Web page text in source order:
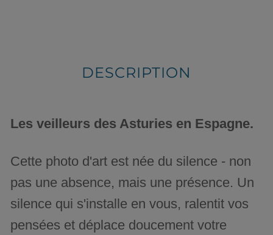
DESCRIPTION
Les veilleurs des Asturies en Espagne.
Cette photo d'art est née du silence - non
pas une absence, mais une présence. Un
silence qui s'installe en vous, ralentit vos
pensées et déplace doucement votre